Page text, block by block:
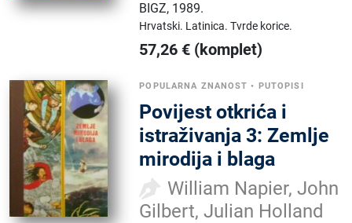
BIGZ, 1989.
Hrvatski. Latinica.Tvrde korice.
57,26 € (komplet)
POPULARNA ZNANOST • PUTOPISI
Povijest otkrića i
istraživanja 3: Zemlje
mirodija i blaga
William Napier, John
Gilbert, Julian Holland